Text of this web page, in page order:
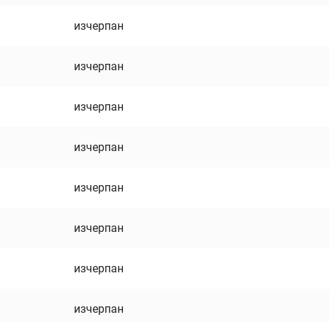
изчерпан
изчерпан
изчерпан
изчерпан
изчерпан
изчерпан
изчерпан
изчерпан